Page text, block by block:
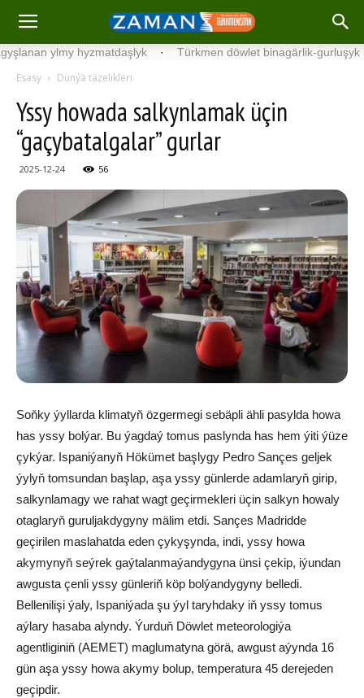
ylmy hyzmatdaşlyk · Türkmen döwlet binagärlik-gurluşyk
Esasy Dünýä täzelikleri
Yssy howada salkynlamak üçin
“gaçybatalgalar” gurlar
2025-12-24 56
Soňky ýyllarda klimatyň özgermegi sebäpli ähli pasylda howa
has yssy bolýar. Bu ýagdaý tomus paslynda has hem ýiti ýüze
çykýar. Ispaniýanyň Hökümet başlygy Pedro Sançes geljek
ýylyň tomsundan başlap, aşa yssy günlerde adamlaryň girip,
salkynlamagy we rahat wagt geçirmekleri üçin salkyn howaly
otaglaryň guruljakdygyny mälim etdi. Sançes Madridde
geçirilen maslahatda eden çykyşynda, indi, yssy howa
akymynyň seýrek gaýtalanmaýandygyna ünsi çekip, iýundan
awgusta çenli yssy günleriň köp bolýandygyny belledi.
Bellenilişi ýaly, Ispaniýada şu ýyl taryhdaky iň yssy tomus
aýlary hasaba alyndy. Ýurduň Döwlet meteorologiýa
agentliginiň (AEMET) maglumatyna görä, awgust aýynda 16
gün aşa yssy howa akymy bolup, temperatura 45 derejeden
geçipdir.